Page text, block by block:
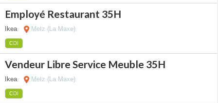
Employé Restaurant 35H
Ikea Metz (La Maxe)
CDI
Vendeur Libre Service Meuble 35H
Ikea Metz (La Maxe)
CDI